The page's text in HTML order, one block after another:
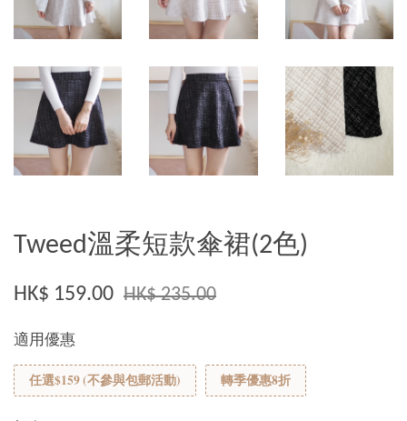
Tweed溫柔短款傘裙(2色)
HK$ 159.00 HK$ 235.00
適用優惠
任選$159 (不參與包郵活動) 轉季優惠8折